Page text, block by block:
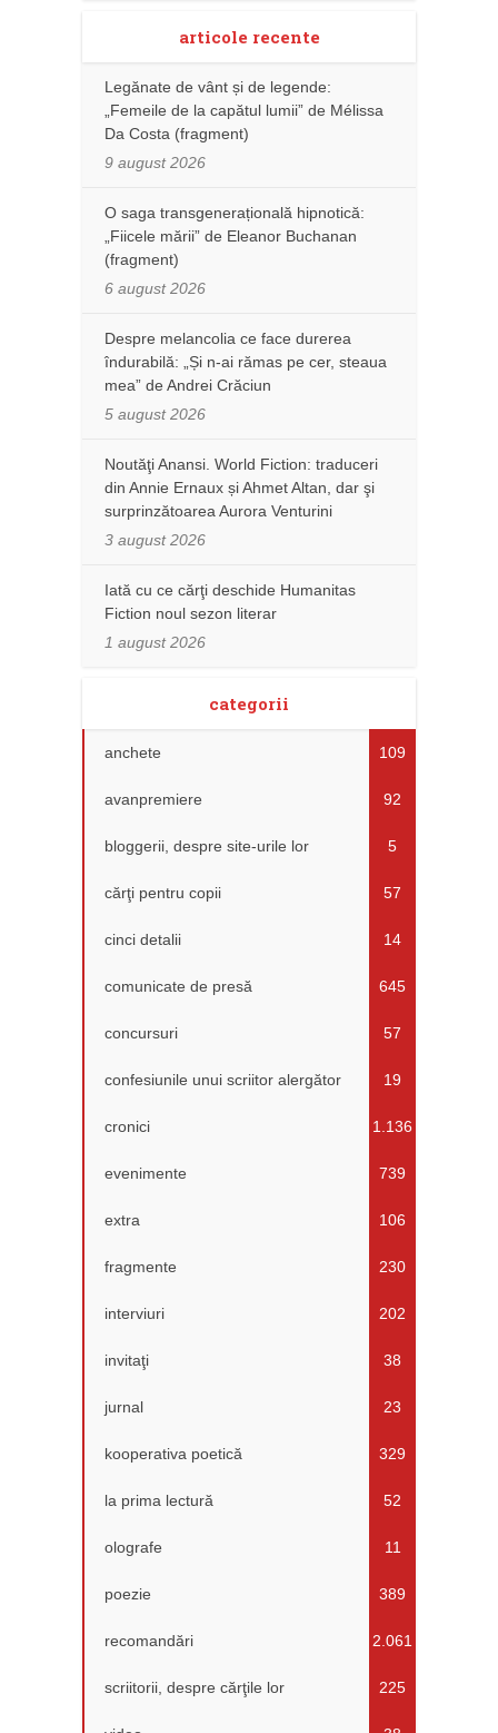
articole recente
Legănate de vânt și de legende:
„Femeile de la capătul lumii” de Mélissa
Da Costa (fragment)
9 august 2026
O saga transgenerațională hipnotică:
„Fiicele mării” de Eleanor Buchanan
(fragment)
6 august 2026
Despre melancolia ce face durerea
îndurabilă: „Și n-ai rămas pe cer, steaua
mea” de Andrei Crăciun
5 august 2026
Noutăţi Anansi. World Fiction: traduceri
din Annie Ernaux și Ahmet Altan, dar şi
surprinzătoarea Aurora Venturini
3 august 2026
Iată cu ce cărţi deschide Humanitas
Fiction noul sezon literar
1 august 2026
categorii
anchete 109
avanpremiere 92
bloggerii, despre site-urile lor 5
cărţi pentru copii 57
cinci detalii 14
comunicate de presă 645
concursuri 57
confesiunile unui scriitor alergător 19
cronici 1.136
evenimente 739
extra 106
fragmente 230
interviuri 202
invitaţi 38
jurnal 23
kooperativa poetică 329
la prima lectură 52
olografe 11
poezie 389
recomandări 2.061
scriitorii, despre cărţile lor 225